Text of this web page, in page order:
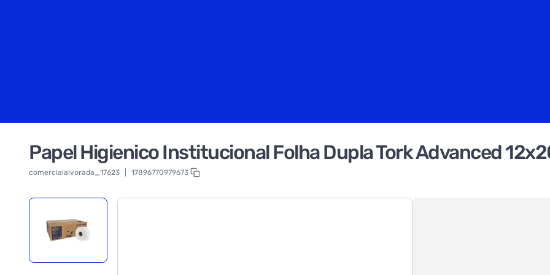
Papel Higienico Institucional Folha Dupla Tork Advanced
comercialalvorada_17623 17896770979673